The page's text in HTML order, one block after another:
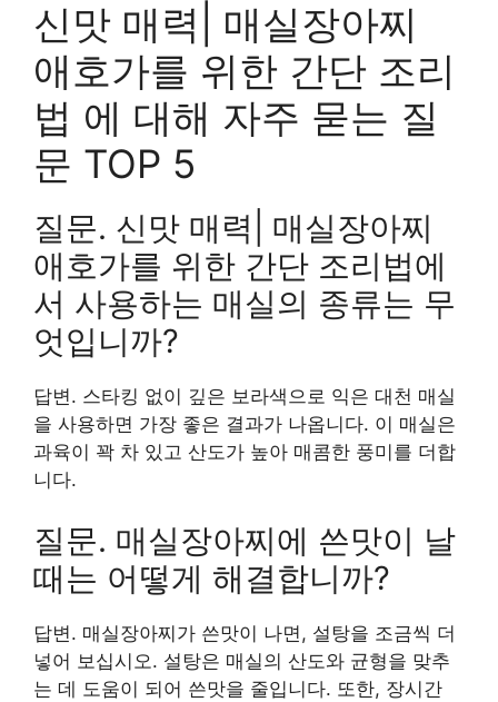
신맛 매력| 매실장아찌
애호가를 위한 간단 조리
법 에 대해 자주 묻는 질
문 TOP 5
질문. 신맛 매력| 매실장아찌
애호가를 위한 간단 조리법에
서 사용하는 매실의 종류는 무
엇입니까?
답변. 스타킹 없이 깊은 보라색으로 익은 대천 매실
을 사용하면 가장 좋은 결과가 나옵니다. 이 매실은
과육이 꽉 차 있고 산도가 높아 매콤한 풍미를 더합
니다.
질문. 매실장아찌에 쓴맛이 날
때는 어떻게 해결합니까?
답변. 매실장아찌가 쓴맛이 나면, 설탕을 조금씩 더
넣어 보십시오. 설탕은 매실의 산도와 균형을 맞추
는 데 도움이 되어 쓴맛을 줄입니다. 또한, 장시간